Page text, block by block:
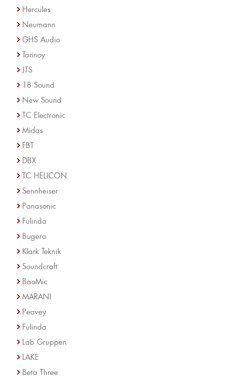
Hercules
Neumann
GHS Audio
Tannoy
JTS
18 Sound
New Sound
TC Electronic
Midas
FBT
DBX
TC HELICON
Sennheiser
Panasonic
Fulinda
Bugera
Klark Teknik
Soundcraft
BaoMic
MARANI
Peavey
Fulinda
Lab Gruppen
LAKE
Beta Three